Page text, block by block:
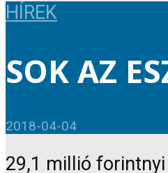
HÍREK
SOK AZ
2018-04-04
29,1 millió